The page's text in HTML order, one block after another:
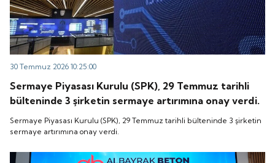
30 Temmuz 2026 10:25:00
Sermaye Piyasası Kurulu (SPK), 29 Temmuz tarihli
bülteninde 3 şirketin sermaye artırımına onay verdi.
Sermaye Piyasası Kurulu (SPK), 29 Temmuz tarihli bülteninde 3 şirketin
sermaye artırımına onay verdi.